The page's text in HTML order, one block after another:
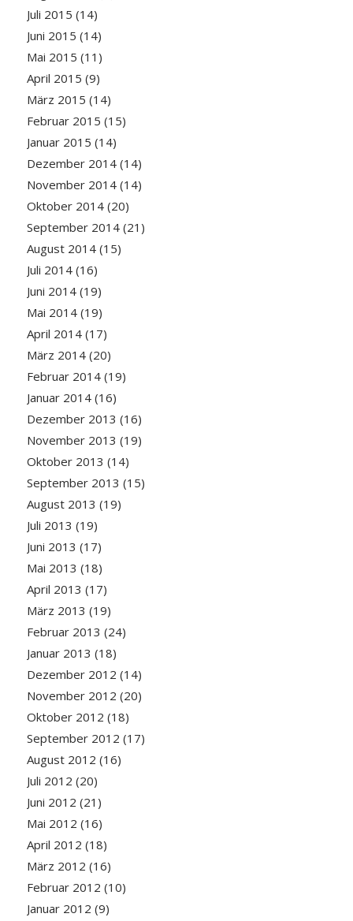
Juli 2015 (14)
Juni 2015 (14)
Mai 2015 (11)
April 2015 (9)
März 2015 (14)
Februar 2015 (15)
Januar 2015 (14)
Dezember 2014(14)
November 2014(14)
Oktober 2014(20)
September 2014(21)
August 2014(15)
Juli 2014(16)
Juni 2014(19)
Mai 2014(19)
April 2014(17)
März 2014(20)
Februar 2014(19)
Januar 2014(16)
Dezember 2013 (16)
November 2013 (19)
Oktober 2013 (14)
September 2013 (15)
August 2013 (19)
Juli 2013 (19)
Juni 2013 (17)
Mai 2013 (18)
April 2013 (17)
März 2013 (19)
Februar 2013 (24)
Januar 2013 (18)
Dezember 2012 (14)
November 2012 (20)
Oktober 2012 (18)
September 2012 (17)
August 2012 (16)
Juli 2012 (20)
Juni 2012 (21)
Mai 2012 (16)
April 2012 (18)
März 2012 (16)
Februar 2012 (10)
Januar 2012 (9)